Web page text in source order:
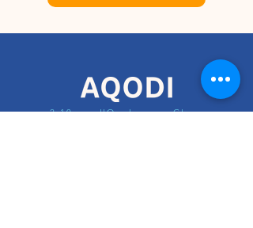
2-10 rue d'Oradour-sur-Glane